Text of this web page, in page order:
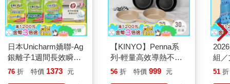
日本Unicharm嬌聯-Ag
銀離子1週間長效瞬吸
乾爽寵物消臭大師貓尿
76 折 特價 1373 元
【KINYO】Penna系
列-輕量高效導熱不沾
平煎鍋30cm
56 折 特價 999 元
組
51 折